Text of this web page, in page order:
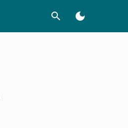
search dark_mode